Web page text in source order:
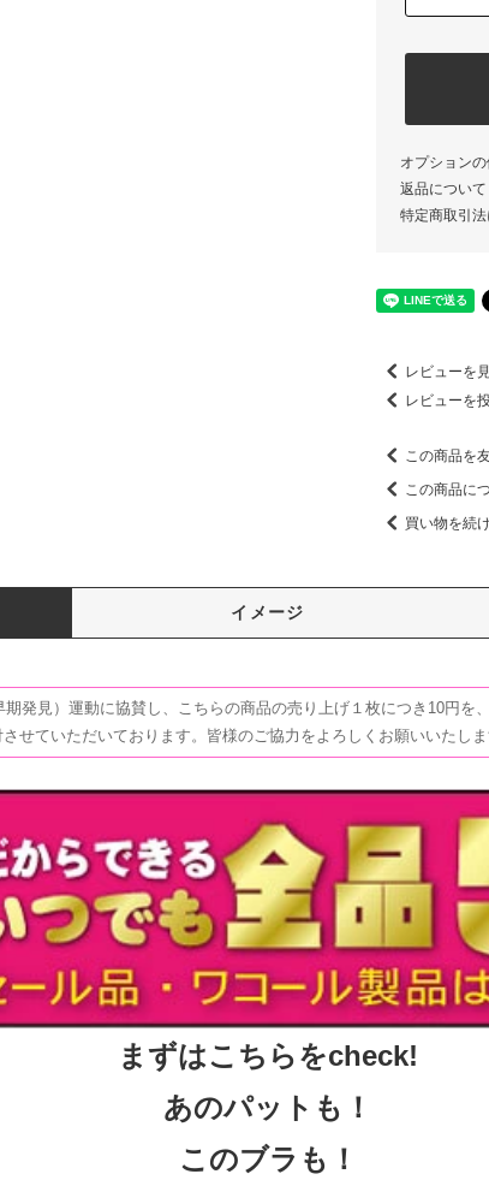
オプション
返品について
特定商取引
レビューを
レビューを
この商品を
この商品に
買い物を続
イメージ
発見）運動に協賛し、こちらの商品の売り上げ１枚につき10円を
せていただいております。皆様のご協力をよろしくお願いいたしま
まずはこちらをcheck!
あのパットも！
このブラも！